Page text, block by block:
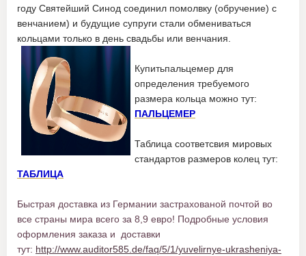
году Святейший Синод соединил помолвку (обручение) с
венчанием) и будущие супруги стали обмениваться
кольцами только в день свадьбы или венчания.
Купитьпальцемер для
определения требуемого
размера кольца можно тут:
ПАЛЬЦЕМЕР
Таблица соответсвия мировых
стандартов размеров колец тут:
ТАБЛИЦА
Быстрая доставка из Германии застрахованой почтой во
все страны мира всего за 8,9 евро! Подробные условия
оформления заказа и доставки
тут: http://www.auditor585.de/faq/5/1/yuvelirnye-ukrasheniya-